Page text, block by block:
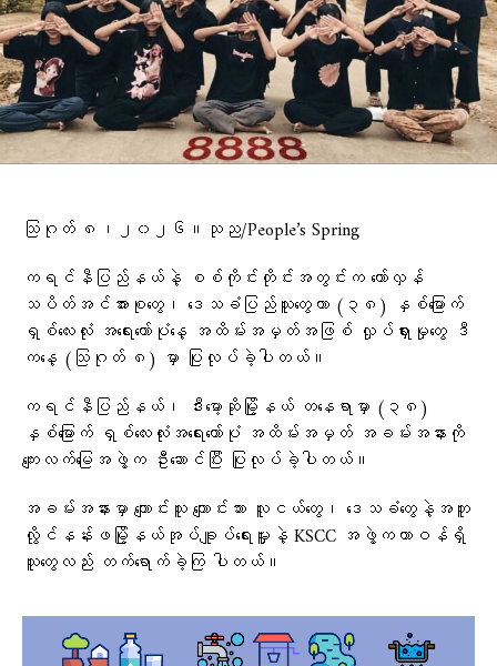
သြဂုတ် ၈၊၂၀၂၆။သုည/People’s Spring
ကရင်နီပြည်နယ်နဲ့ စစ်ကိုင်းတိုင်းအတွင်းက တော်လှန်
သပိတ်အင်အားစုတွေ၊ ဒေသခံပြည်သူတွေဟာ (၃၈) နှစ်မြောက်
ရှစ်လေးလုံး အရေးတော်ပုံနေ့ အထိမ်းအမှတ်အဖြစ် လှုပ်ရှားမှုတွေ ဒီ
ကနေ့ (သြဂုတ် ၈) မှာ ပြုလုပ်ခဲ့ပါတယ်။
ကရင်နီပြည်နယ်၊ ဒီးမော့ဆိုမြို့နယ် တနေရာမှာ (၃၈)
နှစ်မြောက် ရှစ်လေးလုံးအရေးတော်ပုံ အထိမ်းအမှတ် အခမ်းအနားကို
ကျေးလက်မြေအဖွဲ့က ဦးဆောင်ပြီး ပြုလုပ်ခဲ့ပါတယ်။
အခမ်းအနားမှာ ကျောင်းသူ ကျောင်းသား လူငယ်တွေ၊ ဒေသခံတွေနဲ့အတူ
လွိုင်နန်းဖမြို့နယ်အုပ်ချူပ်ရေးမှူးနဲ့ KSCC အဖွဲ့ကတာဝန်ရှိ
သူတွေလည်း တက်ရောက်ခဲ့ကြ ပါတယ်။